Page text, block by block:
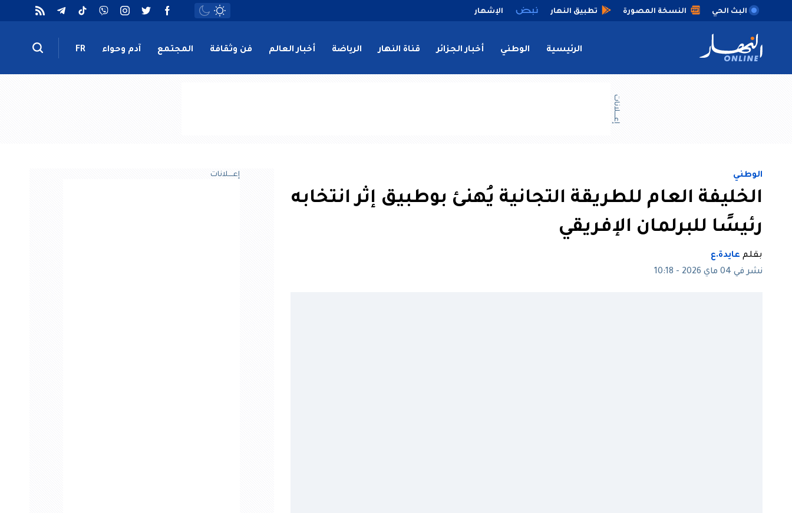
البث الحي النسخة المصورة تطبيق النهار الإشهار
الرئيسية الوطني أخبار الجزائر قناة النهار الرياضة أخبار العالم فن وثقافة المجتمع آدم وحواء FR
إعــــلانات
الوطني
الخليفة العام للطريقة التجانية يُهنئ بوطبيق إثر انتخابه
رئيسًا للبرلمان الإفريقي
بقلم عايدة.ع
نشر في 04 ماي 2026 - 10:18
إعــــلانات